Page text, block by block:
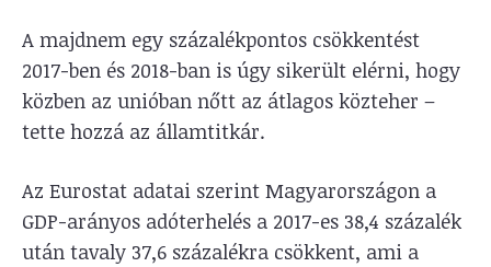
A majdnem egy százalékpontos csökkentést
2017-ben és 2018-ban is úgy sikerült elérni, hogy
közben az unióban nőtt az átlagos közteher –
tette hozzá az államtitkár.
Az Eurostat adatai szerint Magyarországon a
GDP-arányos adóterhelés a 2017-es 38,4 százalék
után tavaly 37,6 százalékra csökkent, ami a